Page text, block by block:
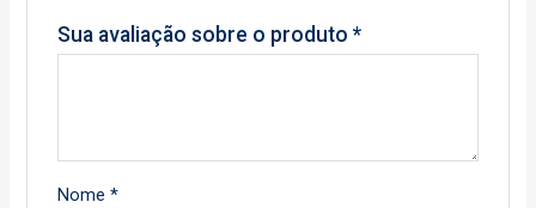
Sua avaliação sobre o produto *
Nome *